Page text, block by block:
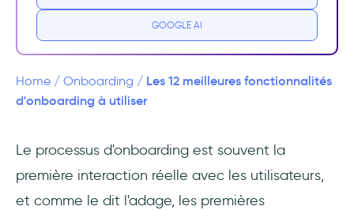
1- Ecrans et messages de bienvenue
2- Visites guidées des produits
4- Check-lists et barres de progression
5- Tutoriels interactifs
GOOGLE AI
Home / Onboarding / Les 12 meilleures fonctionnalités
d'onboarding à utiliser
Le processus d'onboarding est souvent la
première interaction réelle avec les utilisateurs,
et comme le dit l'adage, les premières